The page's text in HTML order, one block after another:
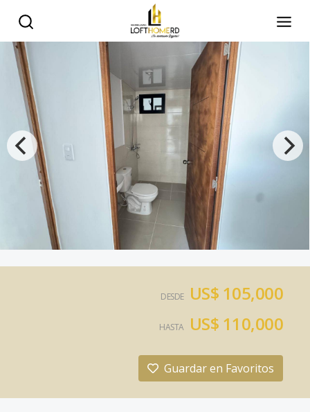
DESDE US$ 105,000
HASTA US$ 110,000
Guardar en Favoritos